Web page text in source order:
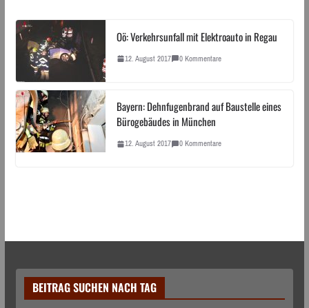
Oö: Verkehrsunfall mit Elektroauto in Regau
12. August 2017 0 Kommentare
Bayern: Dehnfugenbrand auf Baustelle eines
Bürogebäudes in München
12. August 2017 0 Kommentare
BEITRAG SUCHEN NACH TAG